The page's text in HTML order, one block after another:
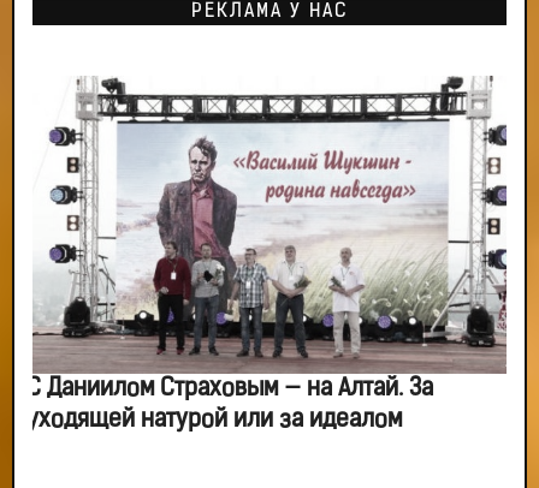
РЕКЛАМА У НАС
С Даниилом Страховым — на Алтай. За
уходящей натурой или за идеалом